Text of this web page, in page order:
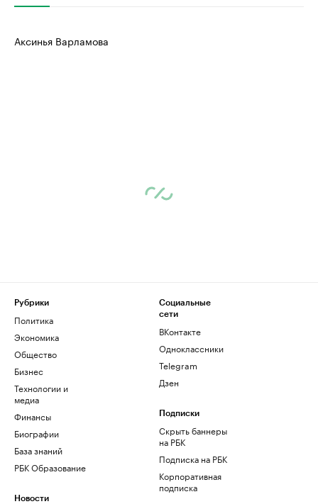
Аксинья Варламова
Рубрики
Политика
Экономика
Общество
Бизнес
Технологии и
медиа
Финансы
Биографии
База знаний
РБК Образование
Новости
Социальные
сети
ВКонтакте
Одноклассники
Telegram
Дзен
Подписки
Скрыть баннеры
на РБК
Подписка на РБК
Корпоративная
подписка